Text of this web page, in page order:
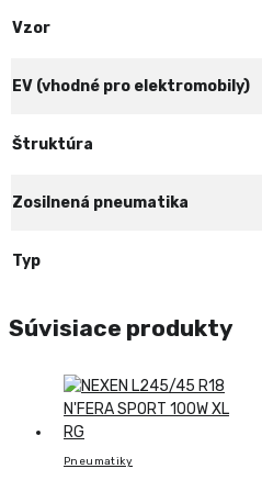
Vzor
EV (vhodné pro elektromobily)
Štruktúra
Zosilnená pneumatika
Typ
Súvisiace produkty
Pneumatiky